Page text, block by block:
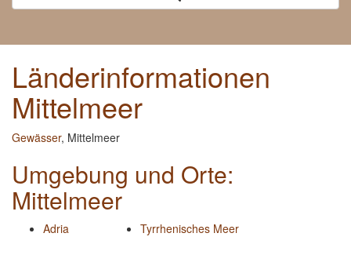
Länderinformationen
Mittelmeer
Gewässer, Mittelmeer
Umgebung und Orte:
Mittelmeer
Adria Tyrrhenisches Meer